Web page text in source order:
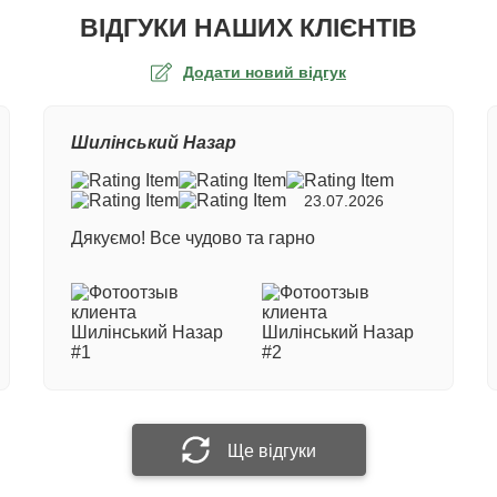
ВІДГУКИ НАШИХ КЛІЄНТІВ
Додати новий відгук
оцінка
замовлення
Надіслати відгук
Шилінський Назар
23.07.2026
Дякуємо! Все чудово та гарно
Ще відгуки